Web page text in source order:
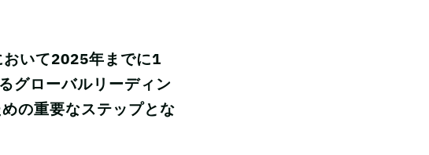
いて2025年までに1
グローバルリーディン
の重要なステップとな